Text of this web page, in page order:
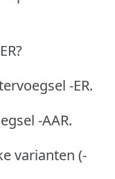
-ER.
-AAR.
varianten (-